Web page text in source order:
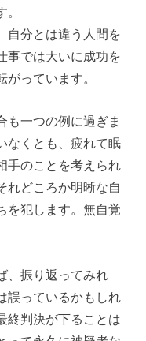
。
自分とは違う人間を
事では大いに成功を
っています。
も一つの例に過ぎま
なくとも、疲れて眠
手のことを考えられ
れどころか明晰な自
を犯します。無自覚
、振り返ってみれ
誤っているかもしれ
終判決が下ることは